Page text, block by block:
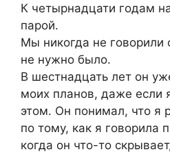
К четырнадцати годам
парой.
Мы никогда не говорили
не нужно было.
В шестнадцать лет он
моих планов, даже если
этом. Он понимал, что я
по тому, как я говорила
когда он что-то